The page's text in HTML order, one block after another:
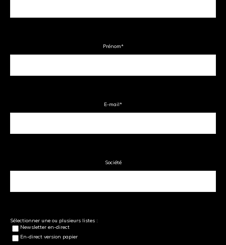
Prénom*
E-mail*
Société
Sélectionner une ou plusieurs listes :
Newsletter en-direct
En-direct version papier